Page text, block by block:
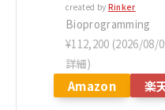
created by Rinker
Bioprogramming
¥112,200 (2026/08/
詳細)
Amazon 楽